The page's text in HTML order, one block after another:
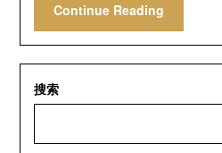
Continue Reading
搜索